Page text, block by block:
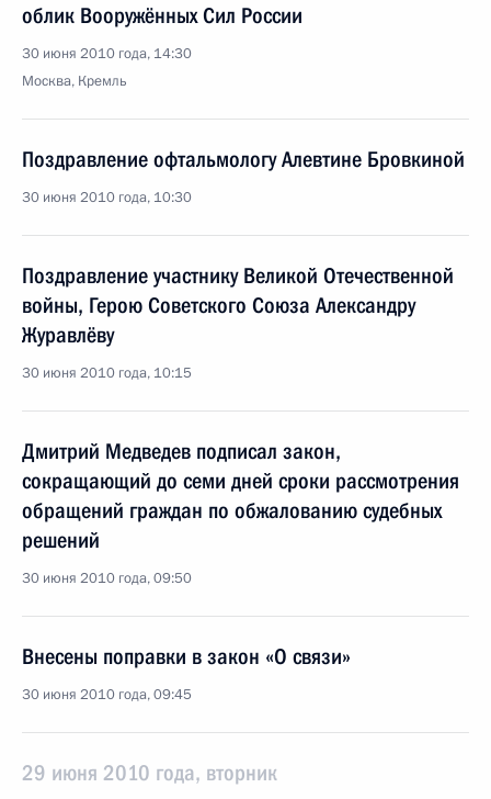
облик Вооружённых Сил России
30 июня 2010 года, 14:30
Москва, Кремль
Поздравление офтальмологу Алевтине Бровкиной
30 июня 2010 года, 10:30
Поздравление участнику Великой Отечественной
войны, Герою Советского Союза Александру
Журавлёву
30 июня 2010 года, 10:15
Дмитрий Медведев подписал закон,
сокращающий до семи дней сроки рассмотрения
обращений граждан по обжалованию судебных
решений
30 июня 2010 года, 09:50
Внесены поправки в закон «О связи»
30 июня 2010 года, 09:45
29 июня 2010 года, вторник